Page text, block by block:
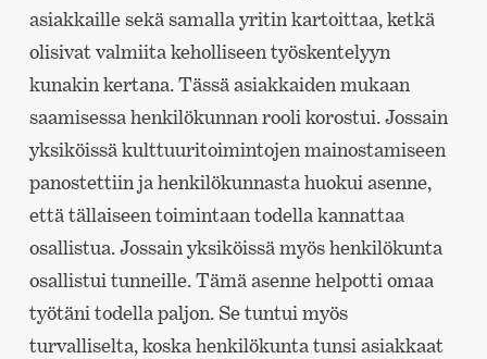
asiakkaille sekä samalla yritin kartoittaa, ketkä
olisivat valmiita keholliseen työskentelyyn
kunakin kertana. Tässä asiakkaiden mukaan
saamisessa henkilökunnan rooli korostui. Jossain
yksiköissä kulttuuritoimintojen mainostamiseen
panostettiin ja henkilökunnasta huokui asenne,
että tällaiseen toimintaan todella kannattaa
osallistua. Jossain yksiköissä myös henkilökunta
osallistui tunneille. Tämä asenne helpotti omaa
työtäni todella paljon. Se tuntui myös
turvalliselta, koska henkilökunta tunsi asiakkaat